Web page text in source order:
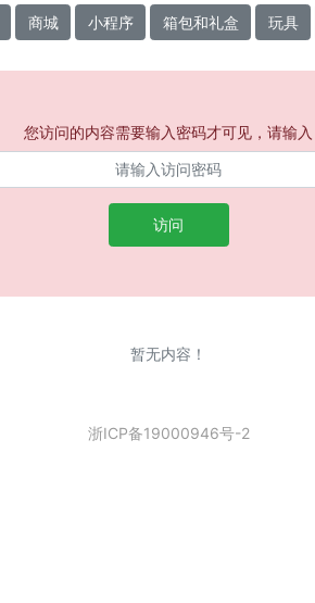
商城 小程序 箱包和礼盒 玩具
您访问的内容需要输入密码才可见，请输入
访问
暂无内容！
浙ICP备19000946号-2